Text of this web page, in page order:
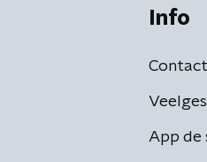
Info
Contact
App de